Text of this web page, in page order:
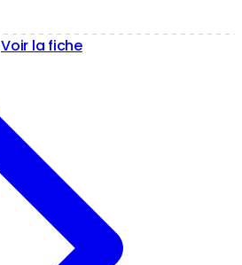
Voir la fiche